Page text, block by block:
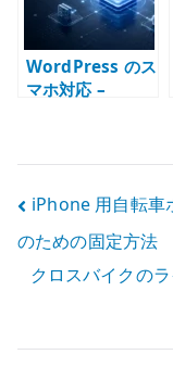
WordPress のス
マホ対応 –
ーマへ考え方を
投
稿
ナ
ビ
iPhone 用自転車
のための固定方法
クロスバイクの